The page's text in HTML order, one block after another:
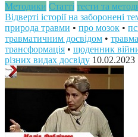
Методики Статті тести та
Відверті історії на заборонені
природа травми • про мозок •
травматичним досвідом • травма
трансформація • щоденник
різних видах досвіду 10.02.2023